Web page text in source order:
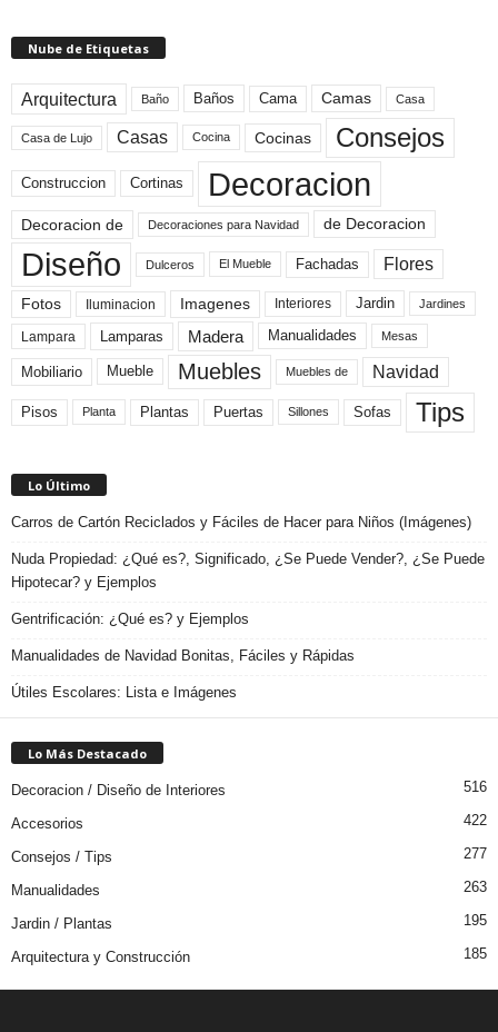
Nube de Etiquetas
Arquitectura Baño Baños Cama Camas Casa
Casa de Lujo Casas Cocina Cocinas Consejos
Construccion Cortinas Decoracion
Decoracion de Decoraciones para Navidad de Decoracion
Diseño Dulceros El Mueble Fachadas Flores
Fotos Iluminacion Imagenes Interiores Jardin Jardines
Lampara Lamparas Madera Manualidades Mesas
Mobiliario Mueble Muebles Muebles de Navidad
Pisos Planta Plantas Puertas Sillones Sofas Tips
Lo Último
Carros de Cartón Reciclados y Fáciles de Hacer para Niños (Imágenes)
Nuda Propiedad: ¿Qué es?, Significado, ¿Se Puede Vender?, ¿Se Puede
Hipotecar? y Ejemplos
Gentrificación: ¿Qué es? y Ejemplos
Manualidades de Navidad Bonitas, Fáciles y Rápidas
Útiles Escolares: Lista e Imágenes
Lo Más Destacado
Decoracion / Diseño de Interiores 516
Accesorios 422
Consejos / Tips 277
Manualidades 263
Jardin / Plantas 195
Arquitectura y Construcción 185